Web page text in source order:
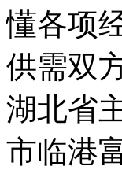
懂各项
供需双
湖北省
市临港